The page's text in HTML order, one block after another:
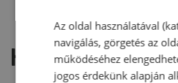
Hozzászólás írása
Az oldal használatával
navigálás, görgetés az
működéséhez
jogos érdekünk alapján